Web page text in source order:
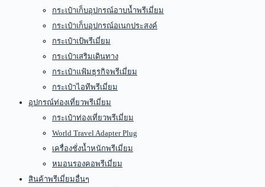
กระเป๋าเก็บอุปกรณ์อาบน้ำพรีเมี่ยม
กระเป๋าเก็บอุปกรณ์อเนกประสงค์
กระเป๋าเป้พรีเมี่ยม
กระเป๋าเสริมเดินทาง
กระเป๋าแฟ้มธุรกิจพรีเมี่ยม
กระเป๋าไอทีพรีเมี่ยม
อุปกรณ์ท่องเที่ยวพรีเมี่ยม
กระเป๋าท่องเที่ยวพรีเมี่ยม
World Travel Adapter Plug
เครื่องชั่งน้ำหนักพรีเมี่ยม
หมอนรองคอพรีเมี่ยม
สินค้าพรีเมี่ยมอื่นๆ